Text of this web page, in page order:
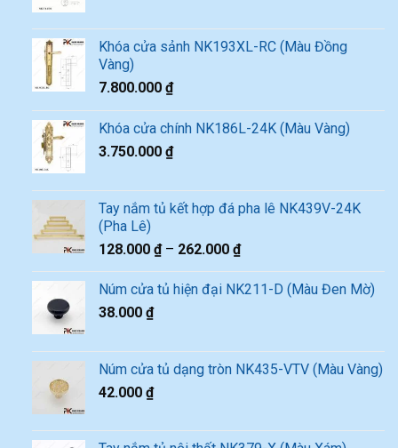
Khóa cửa sảnh NK193XL-RC (Màu Đồng
Vàng)
7.800.000 ₫
Khóa cửa chính NK186L-24K (Màu Vàng)
3.750.000 ₫
Tay nắm tủ kết hợp đá pha lê NK439V-24K
(Pha Lê)
128.000 ₫– 262.000 ₫
Núm cửa tủ hiện đại NK211-D (Màu Đen Mờ)
38.000 ₫
Núm cửa tủ dạng tròn NK435-VTV (Màu Vàng)
42.000 ₫